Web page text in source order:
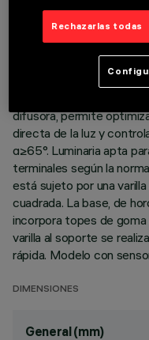
led 4000 k. Distribución
66% uplight. Cuerpo
extruido y pintado,
presión. Grupo óptico
aluminio superpuro. La
difusora, permite
directa de la luz y
α≥65°. Luminaria apta
terminales según la
está sujeto por una
cuadrada. La base, de
incorpora topes de goma
varilla al soporte se
rápida. Modelo con
DIMENSIONES
General (mm)
Rechazarlas todas